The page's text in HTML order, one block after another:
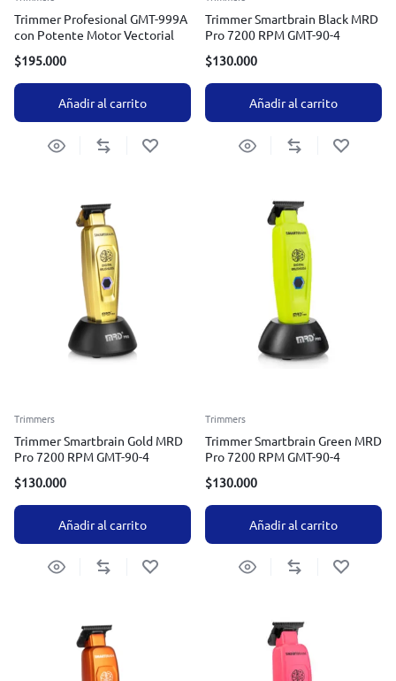
Trimmer Profesional GMT-999A
con Potente Motor Vectorial
$195.000
Añadir al carrito
Trimmer Smartbrain Black MRD
Pro 7200 RPM GMT-90-4
$130.000
Añadir al carrito
Trimmers
Trimmer Smartbrain Gold MRD
Pro 7200 RPM GMT-90-4
$130.000
Añadir al carrito
Trimmers
Trimmer Smartbrain Green MRD
Pro 7200 RPM GMT-90-4
$130.000
Añadir al carrito